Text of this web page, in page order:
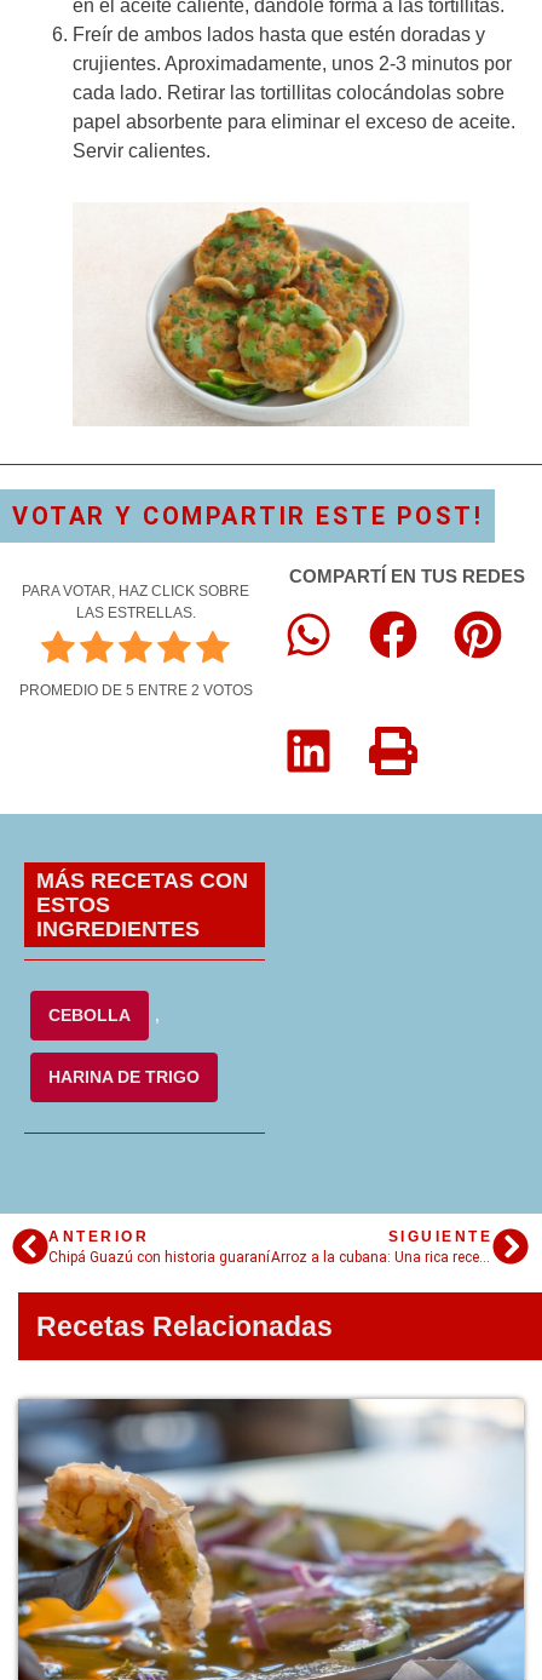
en el aceite caliente, dandole forma a las tortillitas.
Freír de ambos lados hasta que estén doradas y
crujientes. Aproximadamente, unos 2-3 minutos por
cada lado. Retirar las tortillitas colocándolas sobre
papel absorbente para eliminar el exceso de aceite.
Servir calientes.
VOTAR Y COMPARTIR ESTE POST!
PARA VOTAR, HAZ CLICK SOBRE
LAS ESTRELLAS.
PROMEDIO DE 5 ENTRE 2 VOTOS
COMPARTÍ EN TUS REDES
MÁS RECETAS CON
ESTOS
INGREDIENTES
CEBOLLA ,
HARINA DE TRIGO
ANTERIOR
Chipá Guazú con historia guaraní
SIGUIENTE
Arroz a la cubana: Una rica receta con un origen que te va a sorprender
Recetas Relacionadas